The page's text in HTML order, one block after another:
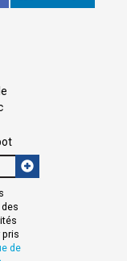
pris
de